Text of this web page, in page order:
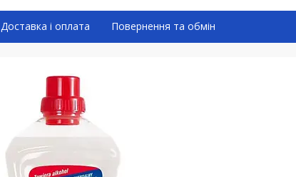
Доставка і оплата Повернення та обмін